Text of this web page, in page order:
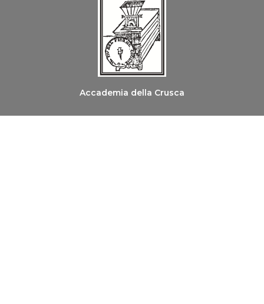
Accademia della Crusca